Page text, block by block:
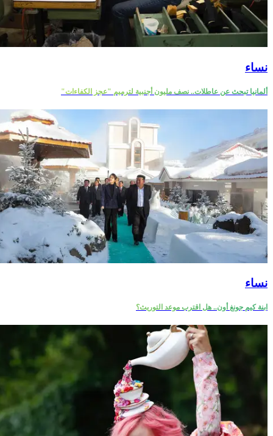
نساء
ألمانيا تبحث عن عاطلات.. نصف مليون أجنبية لترميم "عجز الكفاءات"
نساء
ابنة كيم جونغ أون.. هل اقترب موعد التوريث؟